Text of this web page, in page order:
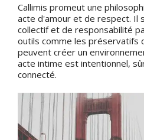
Callimis promeut une
acte d'amour et de respect. Il
collectif et de responsabilité
outils comme les préservatifs
peuvent créer un
acte intime est intentionnel,
connecté.